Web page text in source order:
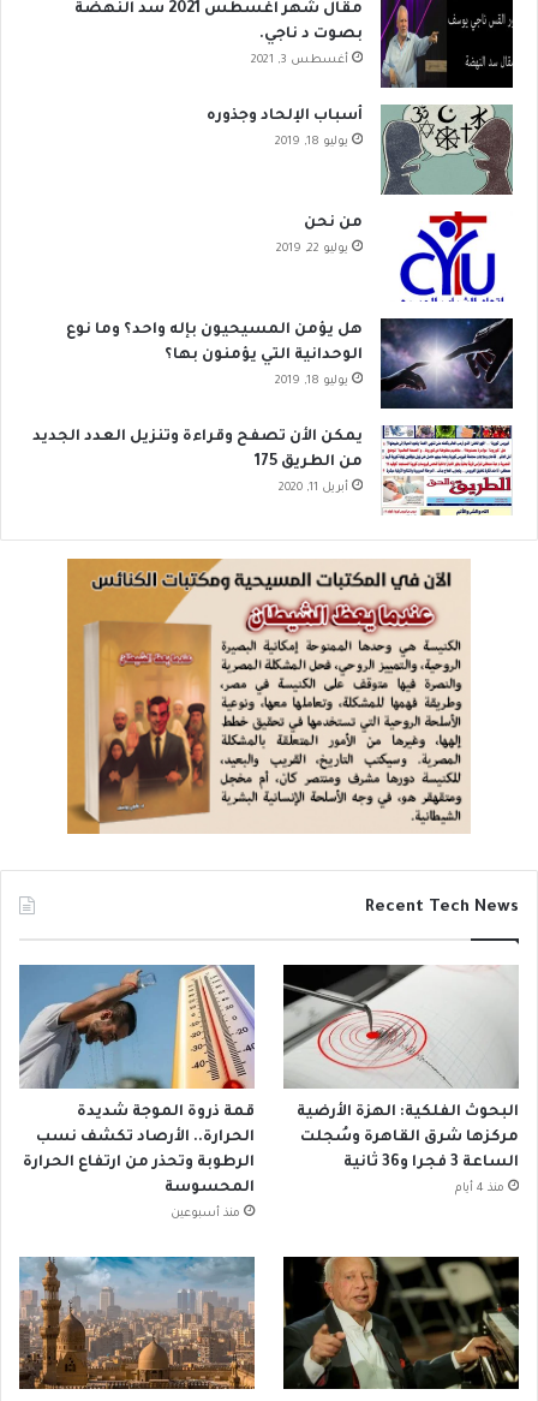
مقال شهر اغسطس 2021 سد النهضة
بصوت د ناجي.
أغسطس 3, 2021
أسباب الإلحاد وجذوره
يوليو 18, 2019
من نحن
يوليو 22, 2019
هل يؤمن المسيحيون بإله واحد؟ وما نوع
الوحدانية التي يؤمنون بها؟
يوليو 18, 2019
يمكن الأن تصفح وقراءة وتنزيل العدد الجديد
من الطريق 175
أبريل 11, 2020
Recent Tech News
البحوث الفلكية: الهزة الأرضية
مركزها شرق القاهرة وسُجلت
الساعة 3 فجرا و36 ثانية
منذ 4 أيام
قمة ذروة الموجة شديدة
الحرارة.. الأرصاد تكشف نسب
الرطوبة وتحذر من ارتفاع الحرارة
المحسوسة
منذ أسبوعين